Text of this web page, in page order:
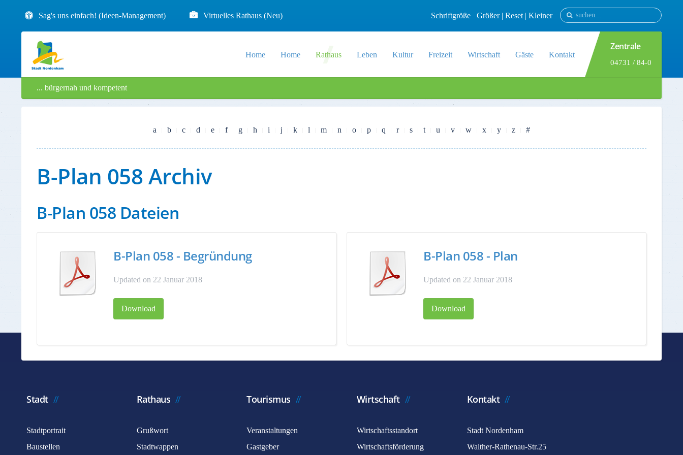
Sag's uns einfach! (Ideen-Management) Virtuelles Rathaus (Neu) Schriftgröße Größer| Reset | Kleiner
Home Home Rathaus Leben Kultur Freizeit Wirtschaft Gäste Kontakt
Zentrale
04731 / 84-0
... bürgernah und kompetent
a b c d e f g h i j k l m n o p q r s t u v w x y z #
B-Plan 058 Archiv
B-Plan 058 Dateien
B-Plan 058 - Begründung
Updated on 22 Januar 2018
Download
B-Plan 058 - Plan
Updated on 22 Januar 2018
Download
Stadt
Stadtportrait
Baustellen
Rathaus
Grußwort
Stadtwappen
Tourismus
Veranstaltungen
Gastgeber
Wirtschaft
Wirtschaftsstandort
Wirtschaftsförderung
Kontakt
Stadt Nordenham
Walther-Rathenau-Str.25